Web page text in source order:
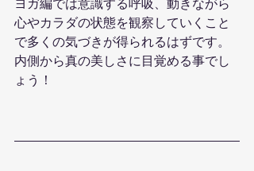
ヨガ編では意識する呼吸、動きながら
心やカラダの状態を観察していくこと
で多くの気づきが得られるはずです。
内側から真の美しさに目覚める事でし
ょう！